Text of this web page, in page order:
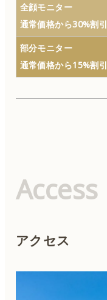
全顔モニター
通常価格から30%割引
部分モニター
通常価格から15%割引
Access
アクセス